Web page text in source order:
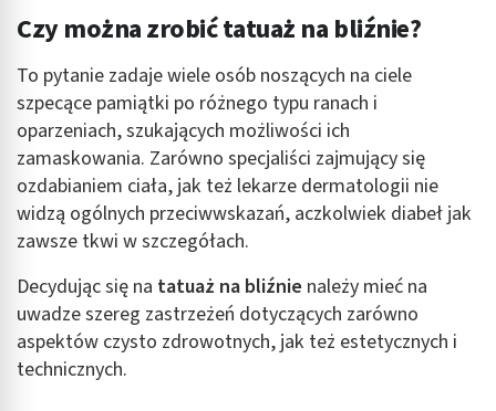
Czy można zrobić tatuaż na bliźnie?
To pytanie zadaje wiele osób noszących na ciele
szpecące pamiątki po różnego typu ranach i
oparzeniach, szukających możliwości ich
zamaskowania. Zarówno specjaliści zajmujący się
ozdabianiem ciała, jak też lekarze dermatologii nie
widzą ogólnych przeciwwskazań, aczkolwiek diabeł jak
zawsze tkwi w szczegółach.
Decydując się na tatuaż na bliźnie należy mieć na
uwadze szereg zastrzeżeń dotyczących zarówno
aspektów czysto zdrowotnych, jak też estetycznych i
technicznych.